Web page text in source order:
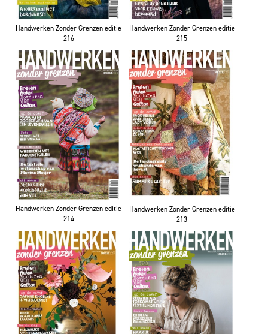
Handwerken Zonder Grenzen editie
216
Handwerken Zonder Grenzen editie
215
Handwerken Zonder Grenzen editie
214
Handwerken Zonder Grenzen editie
213